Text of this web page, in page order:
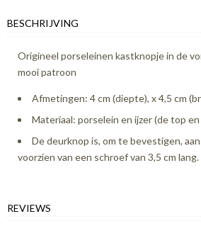
BESCHRIJVING
Origineel porseleinen kastknopje in de
mooi patroon
Afmetingen: 4 cm (diepte), x 4,5 cm
Materiaal: porselein en ijzer (de top
De deurknop is, om te bevestigen,
voorzien van een schroef van 3,5 cm lang.
REVIEWS